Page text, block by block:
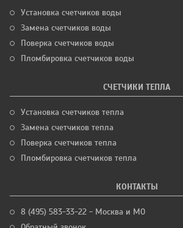
Установка счетчиков воды
Замена счетчиков воды
Поверка счетчиков воды
Пломбировка счетчиков воды
СЧЕТЧИКИ ТЕПЛА
Установка счетчиков тепла
Замена счетчиков тепла
Поверка счетчиков тепла
Пломбировка счетчиков тепла
КОНТАКТЫ
8 (495) 583-33-22 - Москва и МО